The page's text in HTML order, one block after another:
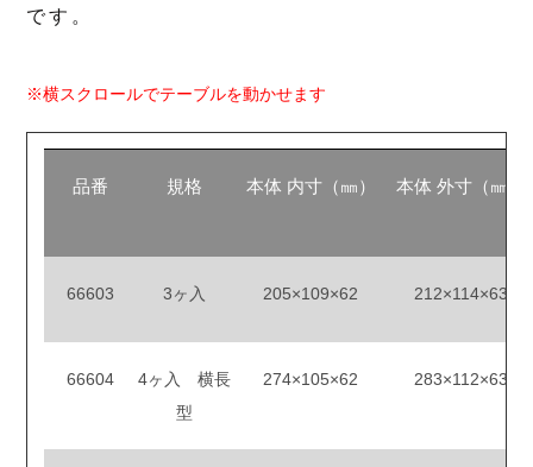
です。
※横スクロールでテーブルを動かせます
品番 規格 本体 内寸（㎜） 本体 外寸（㎜）
66603 3ヶ入 205×109×62 212×114×63
66604
4ヶ入 横長
型
274×105×62 283×112×63